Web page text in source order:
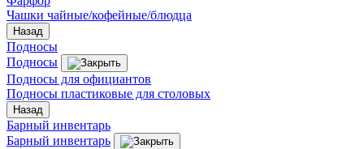
Чашки чайные/кофейные/блюдца
Назад
Подносы
Подносы
Подносы для официантов
Подносы пластиковые для столовых
Назад
Барный инвентарь
Барный инвентарь